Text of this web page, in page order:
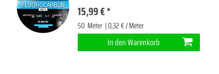
15,99 € *
50 Meter | 0,32 € / Meter
In den Warenkorb